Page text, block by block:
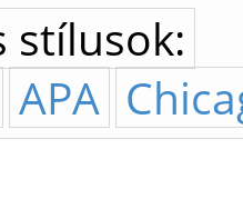
stílusok:
APA